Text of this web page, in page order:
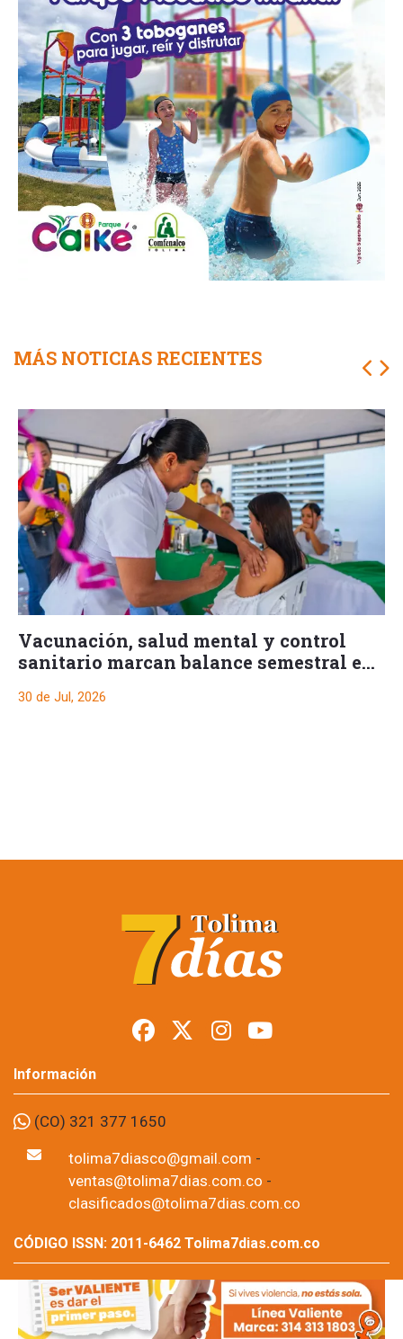
MÁS NOTICIAS RECIENTES
Vacunación, salud mental y control
sanitario marcan balance semestral en
30 de Jul, 2026
armas en Tolima
durante posesión
presidencial
Foto: suministrada a Tolima7Días.
06 de Aug, 2026
Los permisos para portar armas de fuego y armas traumáticas
quedaron suspendidos temporalmente en todo el
departamento del Tolima desde este jueves 6 de agosto y
medida fue adoptada por la Sexta Brigada del Ejército Nacional
como parte de las disposiciones de seguridad previstas para la
posesión presidencial correspondiente al periodo 2026-2030.